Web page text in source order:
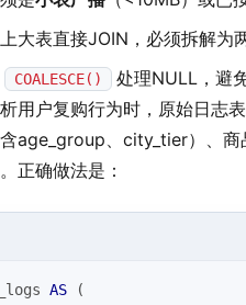
大表直接JOIN，必须拆解为
COALESCE()
处理NULL，避
用户复购行为时，原始日志
age_group、city_tier）、
正确做法是：
AS (